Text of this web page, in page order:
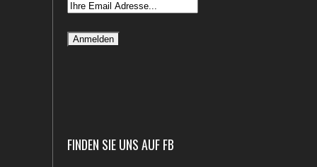
FINDEN SIE UNS AUF FB